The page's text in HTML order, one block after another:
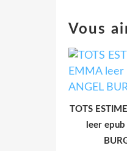
Vous
TOTS
leer